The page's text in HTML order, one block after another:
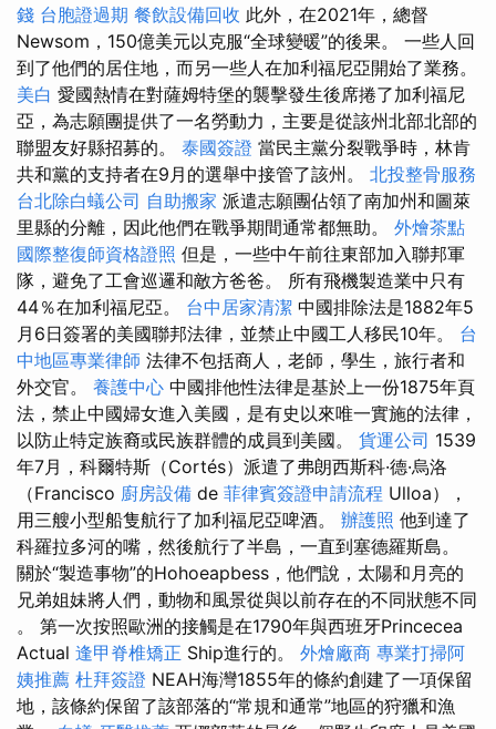
錢 台胞證過期 餐飲設備回收 此外，在2021年，總督
Newsom，150億美元以克服“全球變暖”的後果。 一些人回
到了他們的居住地，而另一些人在加利福尼亞開始了業務。
美白 愛國熱情在對薩姆特堡的襲擊發生後席捲了加利福尼
亞，為志願團提供了一名勞動力，主要是從該州北部北部的
聯盟友好縣招募的。 泰國簽證 當民主黨分裂戰爭時，林肯
共和黨的支持者在9月的選舉中接管了該州。 北投整骨服務
台北除白蟻公司 自助搬家 派遣志願團佔領了南加州和圖萊
里縣的分離，因此他們在戰爭期間通常都無助。 外燴茶點
國際整復師資格證照 但是，一些中午前往東部加入聯邦軍
隊，避免了工會巡邏和敵方爸爸。 所有飛機製造業中只有
44％在加利福尼亞。 台中居家清潔 中國排除法是1882年5
月6日簽署的美國聯邦法律，並禁止中國工人移民10年。 台
中地區專業律師 法律不包括商人，老師，學生，旅行者和
外交官。 養護中心 中國排他性法律是基於上一份1875年頁
法，禁止中國婦女進入美國，是有史以來唯一實施的法律，
以防止特定族裔或民族群體的成員到美國。 貨運公司 1539
年7月，科爾特斯（Cortés）派遣了弗朗西斯科·德·烏洛
（Francisco 廚房設備 de 菲律賓簽證申請流程 Ulloa），
用三艘小型船隻航行了加利福尼亞啤酒。 辦護照 他到達了
科羅拉多河的嘴，然後航行了半島，一直到塞德羅斯島。
關於“製造事物”的Hohoeapbess，他們說，太陽和月亮的
兄弟姐妹將人們，動物和風景從與以前存在的不同狀態不同​​
。 第一次按照歐洲的接觸是在1790年與西班牙Princecea
Actual 逢甲脊椎矯正 Ship進行的。 外燴廠商 專業打掃阿
姨推薦 杜拜簽證 NEAH海灣1855年的條約創建了一項保留
地，該條約保留了該部落的“常規和通常”地區的狩獵和漁